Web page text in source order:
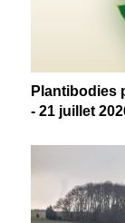
Plantibodies
- 21 juillet